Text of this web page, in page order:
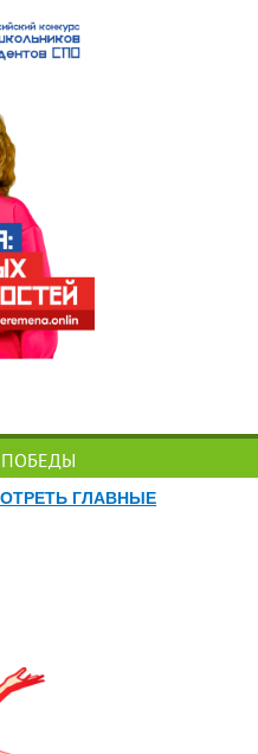
ПОБЕДЫ
ГЛАВНЫЕ